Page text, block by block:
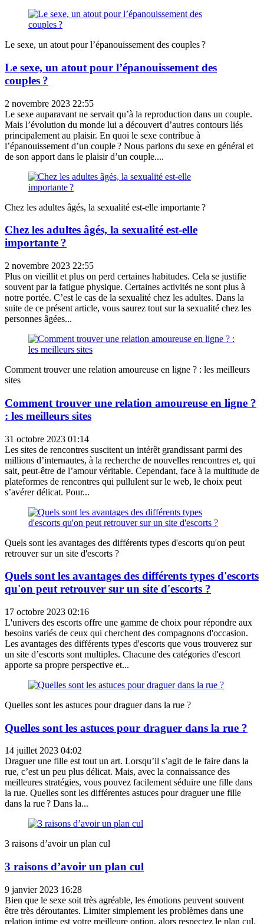
Le sexe, un atout pour l’épanouissement des couples ?
Le sexe, un atout pour l’épanouissement des
couples ?
2 novembre 2023 22:55
Le sexe auparavant ne servait qu’à la reproduction dans un couple.
Mais l’évolution du monde lui a découvert d’autres contours liés
principalement au plaisir. En quoi le sexe contribue à
l’épanouissement d’un couple ? Nous parlons du sexe en général et
de son apport dans le plaisir d’un couple....
Chez les adultes âgés, la sexualité est-elle importante ?
Chez les adultes âgés, la sexualité est-elle
importante ?
2 novembre 2023 22:55
Plus on vieillit et plus on perd certaines habitudes. Cela se justifie
souvent par la fatigue physique. Certaines activités ne sont plus à
notre portée. C’est le cas de la sexualité chez les adultes. Dans la
suite de ce présent article, vous saurez tout sur la sexualité chez les
personnes âgées...
Comment trouver une relation amoureuse en ligne ? : les meilleurs
sites
Comment trouver une relation amoureuse en ligne ?
: les meilleurs sites
31 octobre 2023 01:14
Les sites de rencontres suscitent un intérêt grandissant parmi des
millions d’internautes, à la recherche de nouvelles rencontres et, qui
sait, peut-être de l’amour véritable. Cependant, face à la multitude de
plateformes de rencontres qui pullulent sur le web, le choix peut
s’avérer délicat. Pour...
Quels sont les avantages des différents types d'escorts qu'on peut
retrouver sur un site d'escorts ?
Quels sont les avantages des différents types d'escorts
qu'on peut retrouver sur un site d'escorts ?
17 octobre 2023 02:16
L'univers des escorts offre une gamme de choix pour répondre aux
besoins variés de ceux qui cherchent des compagnons d'occasion.
Les avantages des différents types d'escorts que vous trouverez sur
un site d’escorts sont multiples. Chacune des catégories d'escort
apporte sa propre perspective et...
Quelles sont les astuces pour draguer dans la rue ?
Quelles sont les astuces pour draguer dans la rue ?
14 juillet 2023 04:02
Draguer une fille est tout un art. Lorsqu’il s’agit de le faire dans la
rue, c’est un peu plus délicat. Mais, avec la connaissance des
meilleures stratégies, vous pouvez facilement séduire une fille dans
la rue. Quelles sont les différentes astuces pour draguer une fille
dans la rue ? Dans la...
3 raisons d’avoir un plan cul
3 raisons d’avoir un plan cul
9 janvier 2023 16:28
Bien que le sexe soit très agréable, les émotions peuvent souvent
être très déroutantes. Limiter simplement les problèmes dans une
relation intime est votre meilleure option, alors respectez le plan cul.